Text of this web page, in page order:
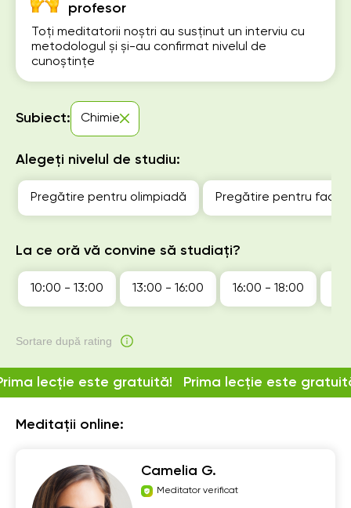
Meditații online:
Camelia G.
Meditator verificat
lecție este gratuită! Prima lecție este
profesor
Toți meditatorii noștri au susținut un interviu cu
metodologul și și-au confirmat nivelul de
cunoștințe
Subiect: Chimie
Alegeți nivelul de studiu:
Pregătire pentru olimpiadă Pregătire pentru
La ce oră vă convine să studiați?
10:00 - 13:00 13:00 - 16:00 16:00 - 18:00
Sortare după rating